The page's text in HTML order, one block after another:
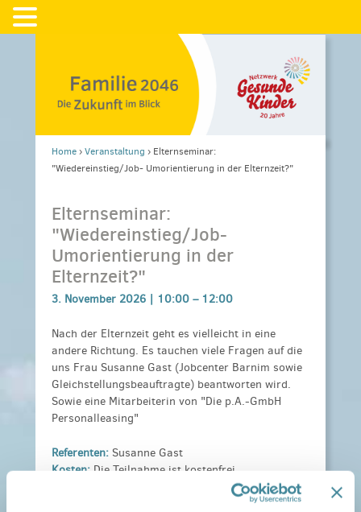
Home›Veranstaltung › Elternseminar:
"Wiedereinstieg/Job- Umorientierung in der Elternzeit?"
Elternseminar:
"Wiedereinstieg/Job-
Umorientierung in der
Elternzeit?"
3. November 2026 | 10:00 – 12:00
Nach der Elternzeit geht es vielleicht in eine
andere Richtung. Es tauchen viele Fragen auf die
uns Frau Susanne Gast (Jobcenter Barnim sowie
Gleichstellungsbeauftragte) beantworten wird.
Sowie eine Mitarbeiterin von "Die p.A.-GmbH
Personalleasing"
Referenten: Susanne Gast
Kosten: Die Teilnahme ist kostenfrei,
gern freuen wir uns über Ihre Spende.